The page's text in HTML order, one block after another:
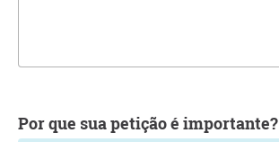
Por que sua petição é importante?